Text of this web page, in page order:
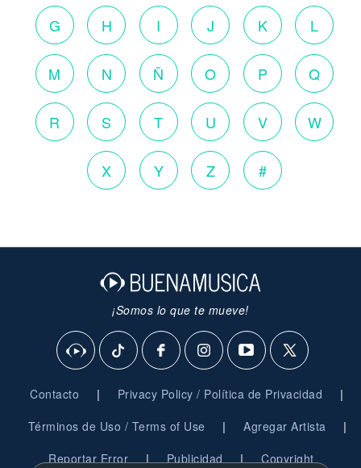
G H I J K L
M N Ñ O P Q
R S T U V W
X Y Z #
¡Somos lo que te mueve!
Contacto | Privacy Policy / Política de Privacidad |
Términos de Uso / Terms of Use | Agregar Artista |
Reportar Error | Publicidad | Copyright